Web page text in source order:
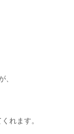
、
れます。